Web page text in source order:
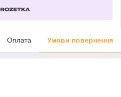
Оплата Умови повернення